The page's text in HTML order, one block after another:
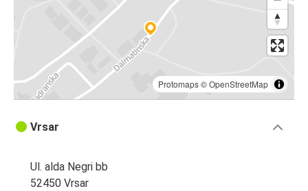
Protomaps©OpenStreetMap
Vrsar
Ul. alda Negri bb
52450 Vrsar